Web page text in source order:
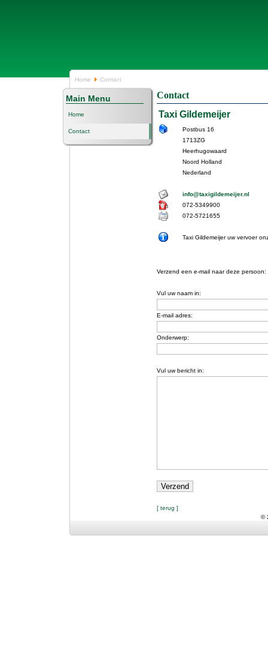
Home Contact
Main Menu
Home
Contact
Contact
Taxi Gildemeijer
Postbus 16
1713ZG
Heerhugowaard
Noord Holland
Nederland
info@taxigildemeijer.nl
072-5349900
072-5721655
Taxi Gildemeijer uw vervoer
Verzend een e-mail naar deze persoon:
Vul uw naam in:
E-mail adres:
Onderwerp:
Vul uw bericht in:
[ terug ]
©